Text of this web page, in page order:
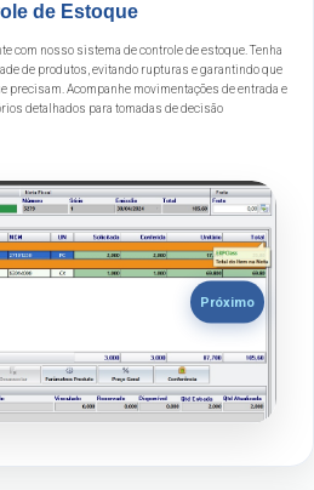
de Estoque
com nosso sistema de controle de estoque. Tenha
de produtos, evitando rupturas e garantindo que
precisam. Acompanhe movimentações de entrada e
detalhados para tomadas de decisão
Próximo